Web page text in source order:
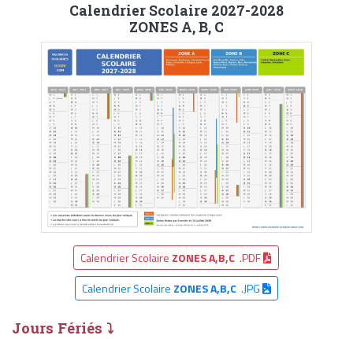
Calendrier Scolaire 2027-2028
ZONES A, B, C
Calendrier Scolaire ZONES A,B,C .PDF
Calendrier Scolaire ZONES A,B,C.JPG
Jours Fériés ⤵